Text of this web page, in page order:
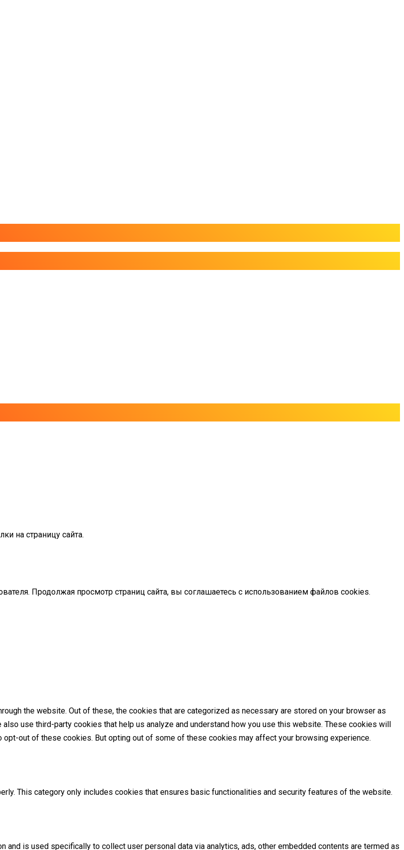
на страницу сайта.
Продолжая просмотр страниц сайта, вы соглашаетесь с использованием файлов cookies.
the website. Out of these, the cookies that are categorized as necessary are stored on your browser as
use third-party cookies that help us analyze and understand how you use this website. These cookies will
out of these cookies. But opting out of some of these cookies may affect your browsing experience.
This category only includes cookies that ensures basic functionalities and security features of the website.
is used specifically to collect user personal data via analytics, ads, other embedded contents are termed as